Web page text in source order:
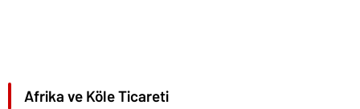
Afrika ve Köle Ticareti